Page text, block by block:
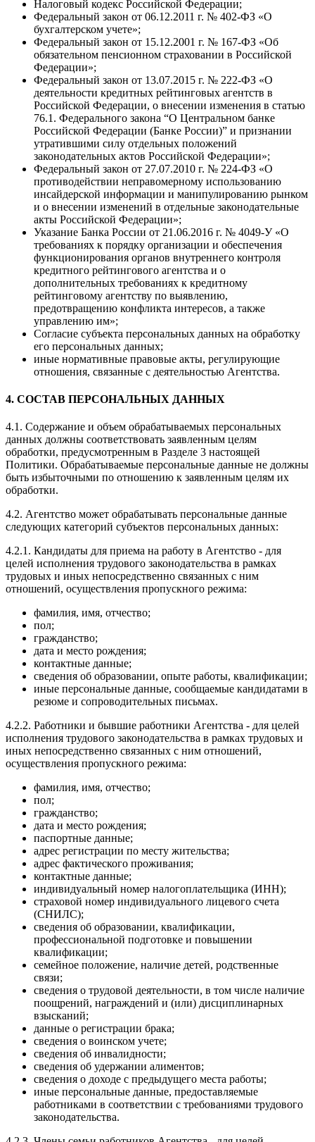
Налоговый кодекс Российской Федерации;
Федеральный закон от 06.12.2011 г. № 402-ФЗ «О
бухгалтерском учете»;
Федеральный закон от 15.12.2001 г. № 167-ФЗ «Об
обязательном пенсионном страховании в Российской
Федерации»;
Федеральный закон от 13.07.2015 г. № 222-ФЗ «О
деятельности кредитных рейтинговых агентств в
Российской Федерации, о внесении изменения в статью
76.1. Федерального закона “О Центральном банке
Российской Федерации (Банке России)” и признании
утратившими силу отдельных положений
законодательных актов Российской Федерации»;
Федеральный закон от 27.07.2010 г. № 224-ФЗ «О
противодействии неправомерному использованию
инсайдерской информации и манипулированию рынком
и о внесении изменений в отдельные законодательные
акты Российской Федерации»;
Указание Банка России от 21.06.2016 г. № 4049-У «О
требованиях к порядку организации и обеспечения
функционирования органов внутреннего контроля
кредитного рейтингового агентства и о
дополнительных требованиях к кредитному
рейтинговому агентству по выявлению,
предотвращению конфликта интересов, а также
управлению им»;
Согласие субъекта персональных данных на обработку
его персональных данных;
иные нормативные правовые акты, регулирующие
отношения, связанные с деятельностью Агентства.
4. СОСТАВ ПЕРСОНАЛЬНЫХ ДАННЫХ
4.1. Содержание и объем обрабатываемых персональных
данных должны соответствовать заявленным целям
обработки, предусмотренным в Разделе 3 настоящей
Политики. Обрабатываемые персональные данные не должны
быть избыточными по отношению к заявленным целям их
обработки.
4.2. Агентство может обрабатывать персональные данные
следующих категорий субъектов персональных данных:
4.2.1. Кандидаты для приема на работу в Агентство - для
целей исполнения трудового законодательства в рамках
трудовых и иных непосредственно связанных с ним
отношений, осуществления пропускного режима:
фамилия, имя, отчество;
пол;
гражданство;
дата и место рождения;
контактные данные;
сведения об образовании, опыте работы, квалификации;
иные персональные данные, сообщаемые кандидатами в
резюме и сопроводительных письмах.
4.2.2. Работники и бывшие работники Агентства - для целей
исполнения трудового законодательства в рамках трудовых и
иных непосредственно связанных с ним отношений,
осуществления пропускного режима:
фамилия, имя, отчество;
пол;
гражданство;
дата и место рождения;
паспортные данные;
адрес регистрации по месту жительства;
адрес фактического проживания;
контактные данные;
индивидуальный номер налогоплательщика (ИНН);
страховой номер индивидуального лицевого счета
(СНИЛС);
сведения об образовании, квалификации,
профессиональной подготовке и повышении
квалификации;
семейное положение, наличие детей, родственные
связи;
сведения о трудовой деятельности, в том числе наличие
поощрений, награждений и (или) дисциплинарных
взысканий;
данные о регистрации брака;
сведения о воинском учете;
сведения об инвалидности;
сведения об удержании алиментов;
сведения о доходе с предыдущего места работы;
иные персональные данные, предоставляемые
работниками в соответствии с требованиями трудового
законодательства.